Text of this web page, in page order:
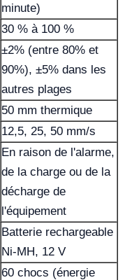
minute)
30 % à 100 %
±2% (entre 80% et
90%), ±5% dans les
autres plages
50 mm thermique
12,5, 25, 50 mm/s
En raison de l'alarme,
de la charge ou de la
décharge de
l'équipement
Batterie rechargeable
Ni-MH, 12 V
60 chocs (énergie